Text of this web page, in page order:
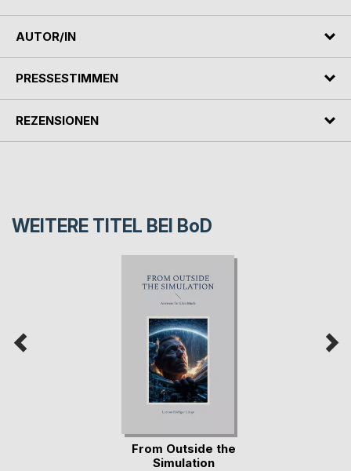
AUTOR/IN
PRESSESTIMMEN
REZENSIONEN
WEITERE TITEL BEI BoD
From Outside the
Simulation